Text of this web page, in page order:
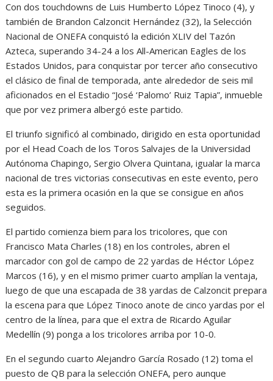
Con dos touchdowns de Luis Humberto López Tinoco (4), y
también de Brandon Calzoncit Hernández (32), la Selección
Nacional de ONEFA conquistó la edición XLIV del Tazón
Azteca, superando 34-24 a los All-American Eagles de los
Estados Unidos, para conquistar por tercer año consecutivo
el clásico de final de temporada, ante alrededor de seis mil
aficionados en el Estadio “José ‘Palomo’ Ruiz Tapia”, inmueble
que por vez primera albergó este partido.
El triunfo significó al combinado, dirigido en esta oportunidad
por el Head Coach de los Toros Salvajes de la Universidad
Autónoma Chapingo, Sergio Olvera Quintana, igualar la marca
nacional de tres victorias consecutivas en este evento, pero
esta es la primera ocasión en la que se consigue en años
seguidos.
El partido comienza biem para los tricolores, que con
Francisco Mata Charles (18) en los controles, abren el
marcador con gol de campo de 22 yardas de Héctor López
Marcos (16), y en el mismo primer cuarto amplían la ventaja,
luego de que una escapada de 38 yardas de Calzoncit prepara
la escena para que López Tinoco anote de cinco yardas por el
centro de la línea, para que el extra de Ricardo Aguilar
Medellín (9) ponga a los tricolores arriba por 10-0.
En el segundo cuarto Alejandro García Rosado (12) toma el
puesto de QB para la selección ONEFA, pero aunque